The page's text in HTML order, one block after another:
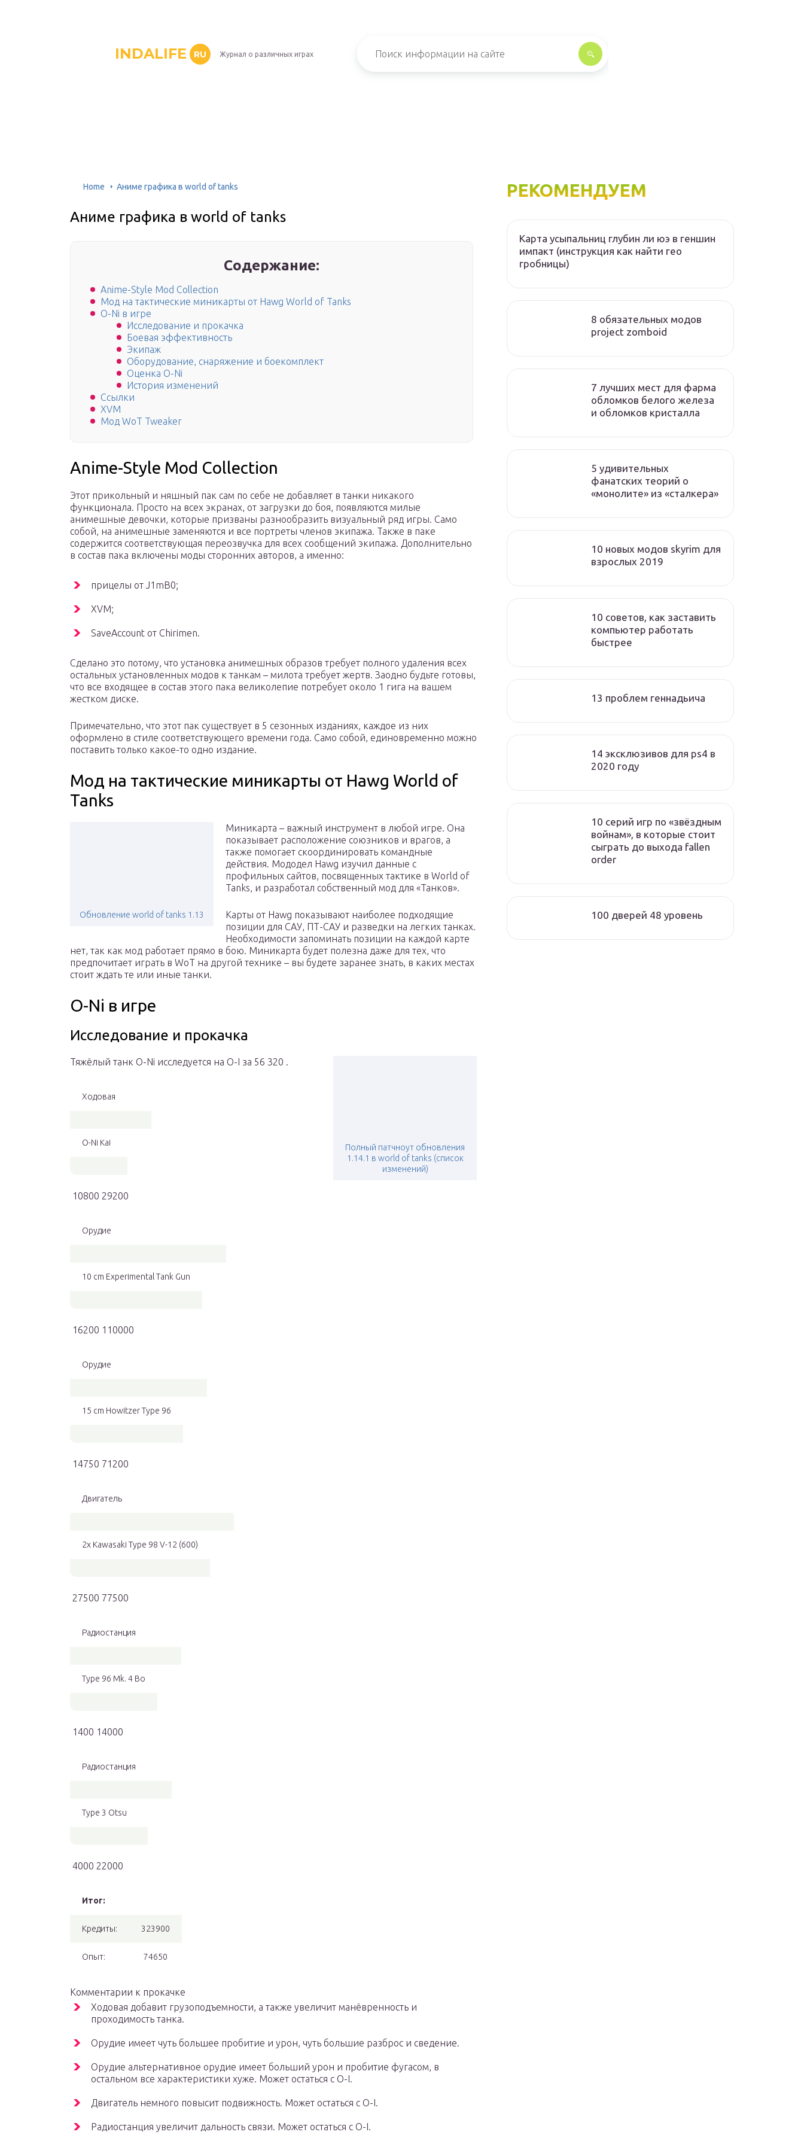
INDALIFE RU Журнал о различных играх
Home Аниме графика в world of tanks
Аниме графика в world of tanks
Содержание:
Anime-Style Mod Collection
Мод на тактические миникарты от Hawg World of Tanks
O-Ni в игре
Исследование и прокачка
Боевая эффективность
Экипаж
Оборудование, снаряжение и боекомплект
Оценка O-Ni
История изменений
Ссылки
XVM
Мод WoT Tweaker
Anime-Style Mod Collection
Этот прикольный и няшный пак сам по себе не добавляет в танки никакого
функционала. Просто на всех экранах, от загрузки до боя, появляются милые
анимешные девочки, которые призваны разнообразить визуальный ряд игры. Само
собой, на анимешные заменяются и все портреты членов экипажа. Также в паке
содержится соответствующая переозвучка для всех сообщений экипажа. Дополнительно
в состав пака включены моды сторонних авторов, а именно:
прицелы от J1mB0;
XVM;
SaveAccount от Chirimen.
Сделано это потому, что установка анимешных образов требует полного удаления всех
остальных установленных модов к танкам – милота требует жертв. Заодно будьте готовы,
что все входящее в состав этого пака великолепие потребует около 1 гига на вашем
жестком диске.
Примечательно, что этот пак существует в 5 сезонных изданиях, каждое из них
оформлено в стиле соответствующего времени года. Само собой, единовременно можно
поставить только какое-то одно издание.
Мод на тактические миникарты от Hawg World of
Tanks
Обновление world of tanks 1.13
Миникарта – важный инструмент в любой игре. Она
показывает расположение союзников и врагов, а
также помогает скоординировать командные
действия. Мододел Hawg изучил данные с
профильных сайтов, посвященных тактике в World of
Tanks, и разработал собственный мод для «Танков».
Карты от Hawg показывают наиболее подходящие
позиции для САУ, ПТ-САУ и разведки на легких танках.
Необходимости запоминать позиции на каждой карте
нет, так как мод работает прямо в бою. Миникарта будет полезна даже для тех, что
предпочитает играть в WoT на другой технике – вы будете заранее знать, в каких местах
стоит ждать те или иные танки.
O-Ni в игре
Исследование и прокачка
Полный патчноут обновления
1.14.1 в world of tanks (список
изменений)
Тяжёлый танк O-Ni исследуется на O-I за 56 320 .
Ходовая
O-Ni Kai
10800 29200
Орудие
10 cm Experimental Tank Gun
16200 110000
Орудие
15 cm Howitzer Type 96
14750 71200
Двигатель
2x Kawasaki Type 98 V-12 (600)
27500 77500
Радиостанция
Type 96 Mk. 4 Bo
1400 14000
Радиостанция
Type 3 Otsu
4000 22000
Итог:
Кредиты: 323900
Опыт: 74650
Комментарии к прокачке
Ходовая добавит грузоподъемности, а также увеличит манёвренность и
проходимость танка.
Орудие имеет чуть большее пробитие и урон, чуть большие разброс и сведение.
Орудие альтернативное орудие имеет больший урон и пробитие фугасом, в
остальном все характеристики хуже. Может остаться с O-I.
Двигатель немного повысит подвижность. Может остаться с O-I.
Радиостанция увеличит дальность связи. Может остаться с O-I.
РЕКОМЕНДУЕМ
Карта усыпальниц глубин ли юэ в геншин
импакт (инструкция как найти гео
гробницы)
8 обязательных модов
project zomboid
7 лучших мест для фарма
обломков белого железа
и обломков кристалла
5 удивительных
фанатских теорий о
«монолите» из «сталкера»
10 новых модов skyrim для
взрослых 2019
10 советов, как заставить
компьютер работать
быстрее
13 проблем геннадьича
14 эксклюзивов для ps4 в
2020 году
10 серий игр по «звёздным
войнам», в которые стоит
сыграть до выхода fallen
order
100 дверей 48 уровень